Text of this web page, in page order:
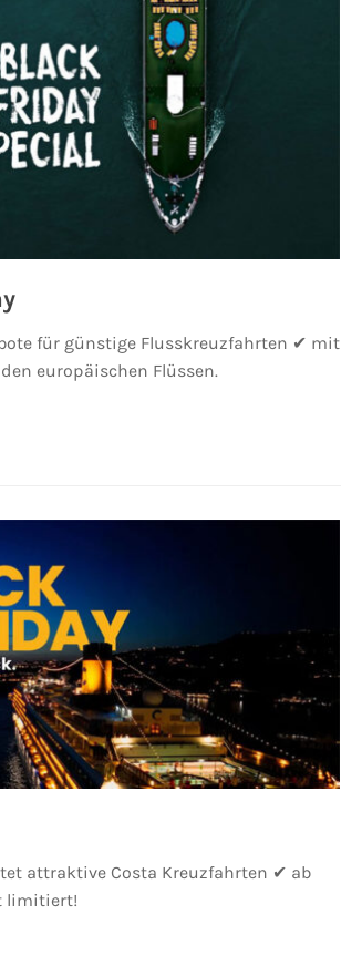
für günstige Flusskreuzfahrten ✔ mit
europäischen Flüssen.
attraktive Costa Kreuzfahrten ✔ ab
limitiert!